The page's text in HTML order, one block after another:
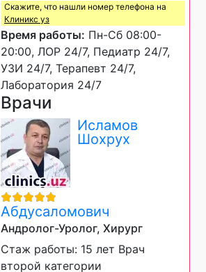
Скажите, что нашли номер телефона на
Клиникс уз
Время работы: Пн-Сб 08:00-
20:00, ЛОР 24/7, Педиатр 24/7,
УЗИ 24/7, Терапевт 24/7,
Лаборатория 24/7
Врачи
Исламов
Шохрух
Абдусаломович
Андролог-Уролог, Хирург
Стаж работы: 15 лет Врач
второй категории